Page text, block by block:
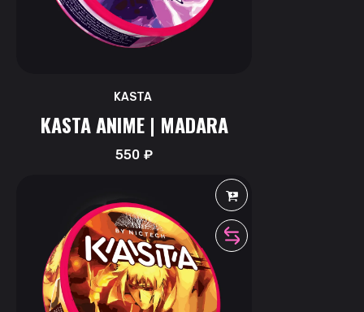
KASTA
KASTA ANIME | MADARA
550₽